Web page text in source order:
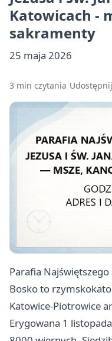
Katowicach -
sakramenty
25 maja 2026
3 min czytania Udostępnij
Parafia Najświętszego
Bosko to
Katowice-Piotrowice
Erygowana 1